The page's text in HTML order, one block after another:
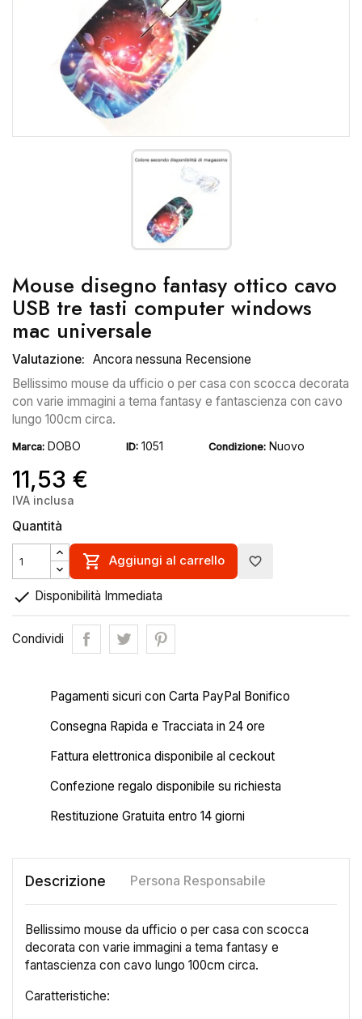
Mouse disegno fantasy ottico cavo
USB tre tasti computer windows
mac universale
Valutazione: Ancora nessuna Recensione
Bellissimo mouse da ufficio o per casa con scocca decorata
con varie immagini a tema fantasy e fantascienza con cavo
lungo 100cm circa.
Marca: DOBO ID: 1051 Condizione: Nuovo
11,53 €
IVA inclusa
Quantità
 Aggiungi al carrello favorite_border
 Disponibilità Immediata
Condividi
Pagamenti sicuri con Carta PayPal Bonifico
Consegna Rapida e Tracciata in 24 ore
Fattura elettronica disponibile al ceckout
Confezione regalo disponibile su richiesta
Restituzione Gratuita entro 14 giorni
Descrizione Persona Responsabile
Bellissimo mouse da ufficio o per casa con scocca
decorata con varie immagini a tema fantasy e
fantascienza con cavo lungo 100cm circa.
Caratteristiche: